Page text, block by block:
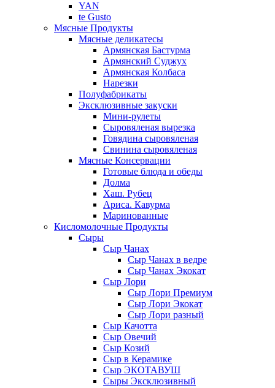
YAN
te Gusto
Мясные Продукты
Мясные деликатесы
Армянская Бастурма
Армянский Суджух
Армянская Колбаса
Нарезки
Полуфабрикаты
Эксклюзивные закуски
Мини-рулеты
Сыровяленая вырезка
Говядина сыровяленая
Свинина сыровяленая
Мясные Консервации
Готовые блюда и обеды
Долма
Хаш. Рубец
Ариса. Кавурма
Маринованные
Кисломолочные Продукты
Сыры
Сыр Чанах
Сыр Чанах в ведре
Сыр Чанах Экокат
Сыр Лори
Сыр Лори Премиум
Сыр Лори Экокат
Сыр Лори разный
Сыр Качотта
Сыр Овечий
Сыр Козий
Сыр в Керамике
Сыр ЭКОТАВУШ
Сыры Эксклюзивный